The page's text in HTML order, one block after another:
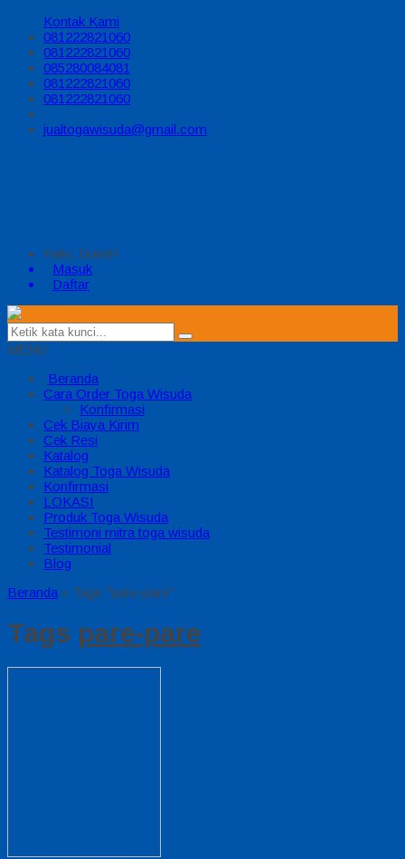
Kontak Kami
081222821060
081222821060
085280084081
081222821060
081222821060
jualtogawisuda@gmail.com
Halo, Guest!
Masuk
Daftar
MENU
Beranda
Cara Order Toga Wisuda
Konfirmasi
Cek Biaya Kirim
Cek Resi
Katalog
Katalog Toga Wisuda
Konfirmasi
LOKASI
Produk Toga Wisuda
Testimoni mitra toga wisuda
Testimonial
Blog
Beranda » Tags "pare-pare"
Tags pare-pare